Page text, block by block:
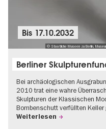
© Staatliche Museen zu Berlin,
Bis 17.10.2032
Berliner
Bei archäologischen
2010 trat eine wahre
Skulpturen der Klassischen
Bombenschutt verfüllten Keller
Weiterlesen